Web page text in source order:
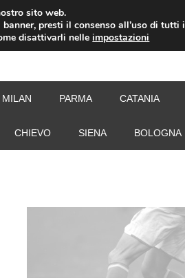
MILAN PARMA CATANIA
CHIEVO SIENA BOLOGNA
sito web.
presti il consenso all’uso di tutti
disattivarli nelleimpostazioni